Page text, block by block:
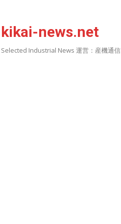
kikai-news.net
Selected Industrial News 運営：産機通信